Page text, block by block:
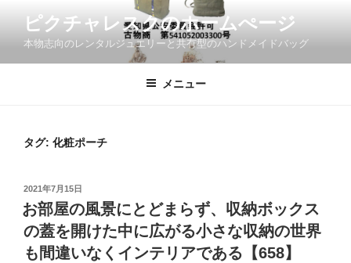
ン
ピクチャレスクのホームぺージ
本物志向のレンタルジュエリーと共有型のハンドメイドバッグ
メニュー
タグ: 化粧ポーチ
投
稿
日:
2021年7月15日
お部屋の風景にとどまらず、収納ボックス
の蓋を開けた中に広がる小さな収納の世界
も間違いなくインテリアである【658】